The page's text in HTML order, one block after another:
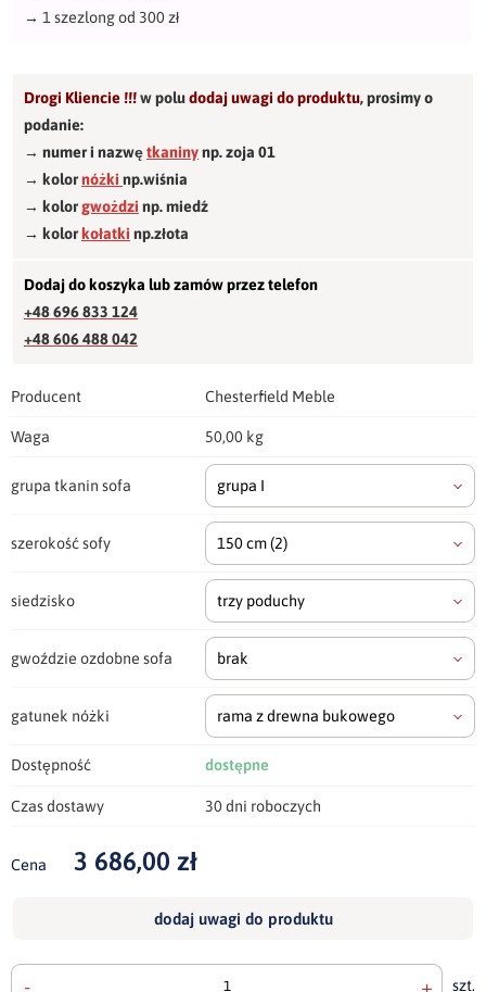
→ 1 szezlong od 300 zł
Drogi Kliencie !!!w poludodaj uwagi do produktu,prosimy o
podanie:
→ numer i nazwętkaninynp. zoja 01
→ kolornóżki np.wiśnia
→ kolorgwożdzi np. miedź
→ kolorkołatki np.złota
Dodaj do koszyka lub zamów przez telefon
+48 696 833 124
+48 606 488 042
Producent Chesterfield Meble
Waga 50,00 kg
grupa tkanin sofa grupa I
szerokość sofy 150 cm(2)
siedzisko trzy poduchy
gwoździe ozdobne sofa brak
gatunek nóżki rama z drewna bukowego
Dostępność dostępne
Czas dostawy 30 dni roboczych
Cena 3 686,00 zł
dodaj uwagi do produktu
- + szt.